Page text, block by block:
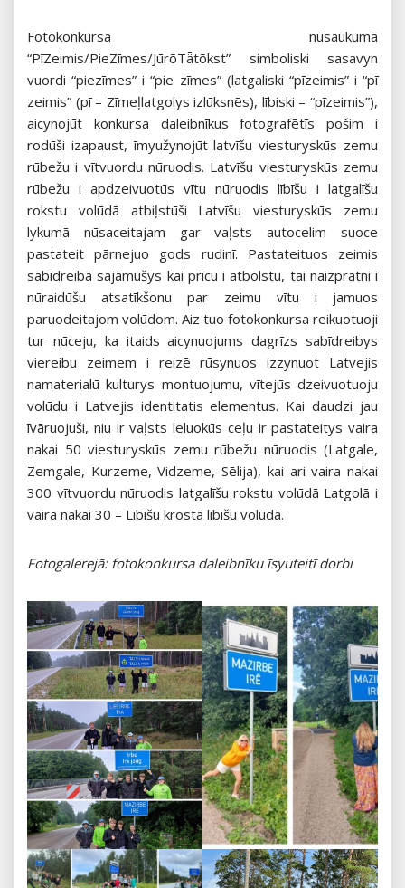
Fotokonkursa nūsaukumā
“PīZeimis/PieZīmes/JūrõTǟtõkst” simboliski sasavyn
vuordi “piezīmes” i “pie zīmes” (latgaliski “pīzeimis” i “pī
zeimis” (pī – Zīmeļlatgolys izlūksnēs), lībiski – “pīzeimis”),
aicynojūt konkursa daleibnīkus fotografētīs pošim i
rodūši izapaust, īmyužynojūt latvīšu viesturyskūs zemu
rūbežu i vītvuordu nūruodis. Latvīšu viesturyskūs zemu
rūbežu i apdzeivuotūs vītu nūruodis lībīšu i latgalīšu
rokstu volūdā atbiļstūši Latvīšu viesturyskūs zemu
lykumā nūsaceitajam gar vaļsts autocelim suoce
pastateit pārnejuo gods rudinī. Pastateituos zeimis
sabīdreibā sajāmušys kai prīcu i atbolstu, tai naizpratni i
nūraidūšu atsatīkšonu par zeimu vītu i jamuos
paruodeitajom volūdom. Aiz tuo fotokonkursa reikuotuoji
tur nūceju, ka itaids aicynuojums dagrīzs sabīdreibys
viereibu zeimem i reizē rūsynuos izzynuot Latvejis
namaterialū kulturys montuojumu, vītejūs dzeivuotuoju
volūdu i Latvejis identitatis elementus. Kai daudzi jau
īvāruojuši, niu ir vaļsts leluokūs ceļu ir pastateitys vaira
nakai 50 viesturyskūs zemu rūbežu nūruodis (Latgale,
Zemgale, Kurzeme, Vidzeme, Sēlija), kai ari vaira nakai
300 vītvuordu nūruodis latgalīšu rokstu volūdā Latgolā i
vaira nakai 30 – Lībīšu krostā lībīšu volūdā.
Fotogalerejā: fotokonkursa daleibnīku īsyuteitī dorbi